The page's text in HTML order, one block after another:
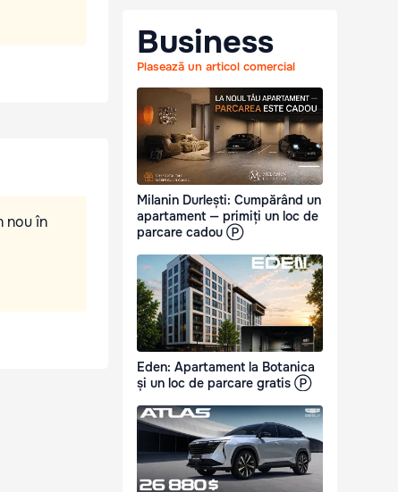
nou în
Business
Plasează un articol comercial
Milanin Durlești: Cumpărând un
apartament — primiți un loc de
parcare cadou Ⓟ
Eden: Apartament la Botanica
și un loc de parcare gratis Ⓟ